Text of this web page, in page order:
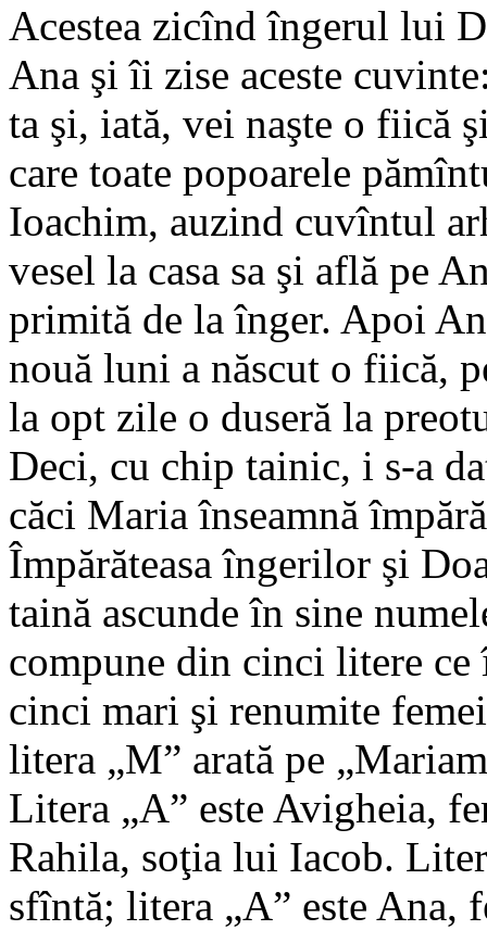
Acestea zicînd îngerul lui
Ana şi îi zise aceste
ta şi, iată, vei naşte o fiică
care toate popoarele
Ioachim, auzind cuvîntul
vesel la casa sa şi află pe
primită de la înger. Apoi
nouă luni a născut o fiică,
la opt zile o duseră la
Deci, cu chip tainic, i s-a
căci Maria înseamnă
Împărăteasa îngerilor şi
taină ascunde în sine
compune din cinci litere
cinci mari şi renumite
litera „M” arată pe
Litera „A” este Avigheia,
Rahila, soţia lui Iacob.
sfîntă; litera „A” este Ana,